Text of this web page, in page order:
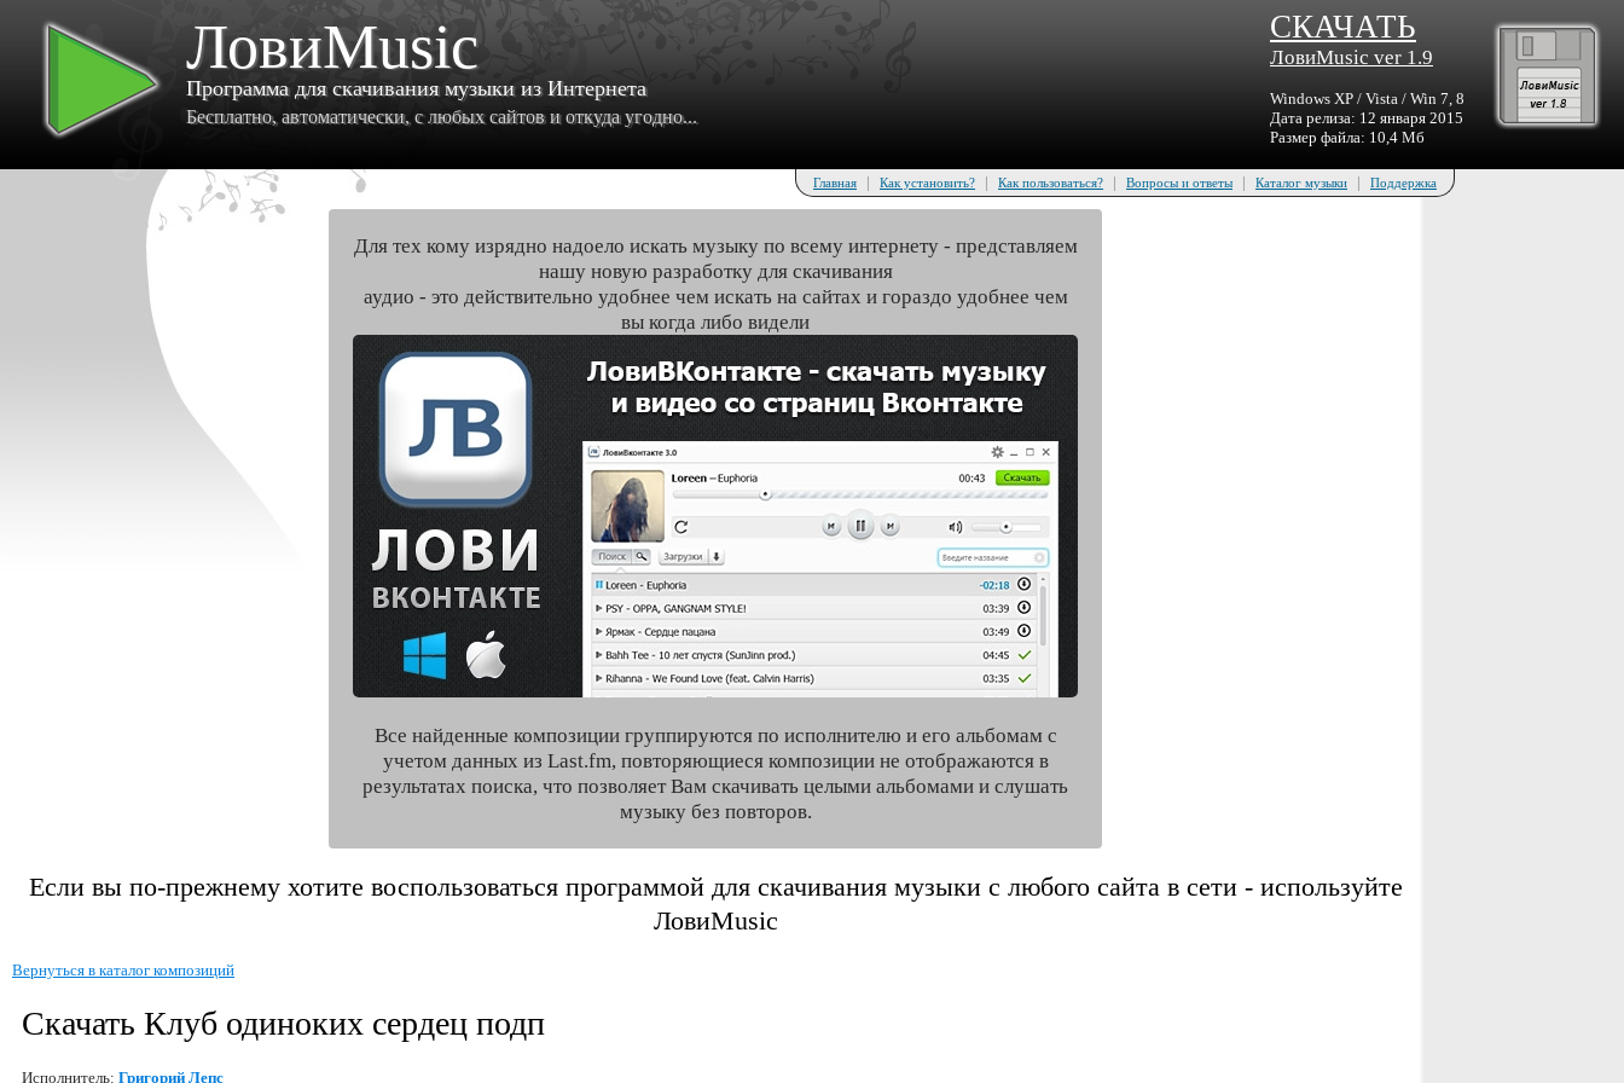
ЛовиMusic
Программа для скачивания музыки из Интернета
Бесплатно, автоматически, с любых сайтов и откуда угодно...
СКАЧАТЬ
ЛовиMusic ver 1.9
Windows XP / Vista / Win 7, 8
Дата релиза: 12 января 2015
Размер файла: 10,4 Мб
Главная | Как установить? | Как пользоваться? | Вопросы и ответы | Каталог музыки | Поддержка
Для тех кому изрядно надоело искать музыку по всему интернету - представляем
нашу новую разработку для скачивания
аудио - это действительно удобнее чем искать на сайтах и гораздо удобнее чем
вы когда либо видели
Все найденные композиции группируются по исполнителю и его альбомам с
учетом данных из Last.fm, повторяющиеся композиции не отображаются в
результатах поиска, что позволяет Вам скачивать целыми альбомами и слушать
музыку без повторов.
Если вы по-прежнему хотите воспользоваться программой для скачивания музыки с любого сайта в сети - используйте
ЛовиMusic
Вернуться в каталог композиций
Скачать Клуб одиноких сердец подп
Исполнитель: Григорий Лепс